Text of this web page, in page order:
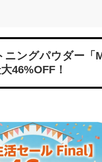
ングパウダー「
46%OFF！